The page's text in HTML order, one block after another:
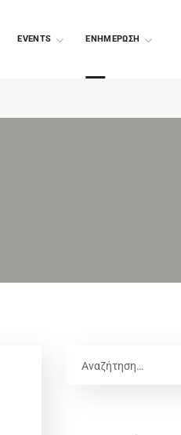
EVENTS ΕΝΗΜΕΡΩΣΗ